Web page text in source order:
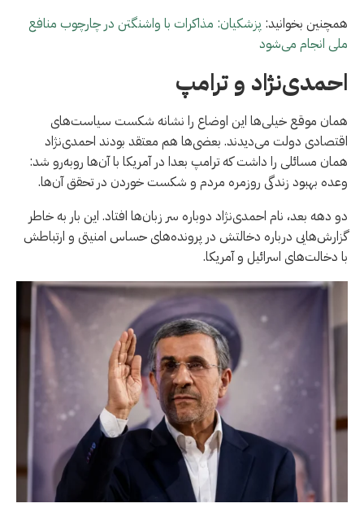
همچنین بخوانید: پزشکیان: مذاکرات با واشنگتن در چارچوب منافع
ملی انجام می‌شود
احمدی‌نژاد و ترامپ
همان موقع خیلی‌ها این اوضاع را نشانه شکست سیاست‌های
اقتصادی دولت می‌دیدند. بعضی‌ها هم معتقد بودند احمدی‌نژاد
همان مسائلی را داشت که ترامپ بعدا در آمریکا با آن‌ها روبه‌رو شد:
وعده بهبود زندگی روزمره مردم و شکست خوردن در تحقق آن‌ها.
دو دهه بعد، نام احمدی‌نژاد دوباره سر زبان‌ها افتاد. این بار به خاطر
گزارش‌هایی درباره دخالتش در پرونده‌های حساس امنیتی و ارتباطش
با دخالت‌های اسرائیل و آمریکا.